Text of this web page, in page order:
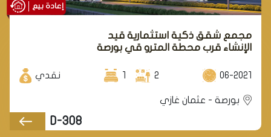
مجمع شقق ذكية استثمارية قيد
الإنشاء قرب محطة المترو قي بورصة
06-2021
2
1 نقدي
بورصة - عثمان غازي
D-308